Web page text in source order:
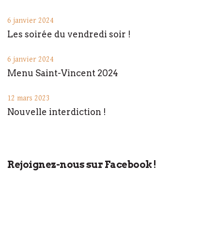
6 janvier 2024
Les soirée du vendredi soir !
6 janvier 2024
Menu Saint-Vincent 2024
12 mars 2023
Nouvelle interdiction !
Rejoignez-nous sur Facebook !